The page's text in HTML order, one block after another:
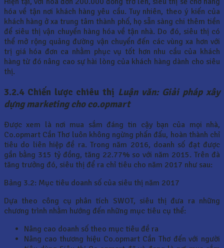
hóa về tận nơi khách hàng yêu cầu. Tuy nhiên, theo ý kiến của
khách hàng ở xa trung tâm thành phố, họ sẵn sàng chi thêm tiền
để siêu thị vận chuyển hàng hóa về tận nhà. Do đó, siêu thị có
thể mở rộng quảng đường vận chuyển đến các vùng xa hơn với
trị giá hóa đơn ca nhằm phục vụ tốt hơn nhu cầu của khách
hàng từ đó nâng cao sự hài lòng của khách hàng dành cho siêu
thị.
3.2.4 Chiến lược chiêu thị Luận văn: Giải pháp xây
dựng marketing cho co.opmart
Được xem là nơi mua sắm đáng tin cậy bạn của mọi nhà,
Co.opmart Cần Thơ luôn không ngừng phấn đấu, hoàn thành chỉ
tiêu do liên hiệp đề ra. Trong năm 2016, doanh số đạt được
gần bằng 315 tỷ đồng, tăng 22.77% so với năm 2015. Trên đà
tăng trưởng đó, siêu thị để ra chỉ tiêu cho năm 2017 như sau:
Bảng 3.2: Mục tiêu doanh số của siêu thị năm 2017
Dựa theo công cụ phân tích SWOT, siêu thị đưa ra những
chương trình nhằm hướng đến những mục tiêu cụ thể:
Nâng cao doanh số theo mục tiêu đề ra
Nâng cao thương hiệu Co.opmart Cần Thơ đến với người